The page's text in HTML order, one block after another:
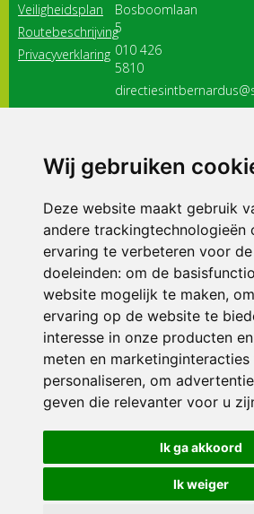
Wij gebruiken
Deze website maakt gebruik
andere trackingtechnologieën
ervaring te verbeteren voor
doeleinden: om de
website mogelijk te maken,
ervaring op de website te
interesse in onze producten
meten en marketinginteracties
personaliseren, om
geven die relevanter voor u
Ik ga akkoord
Ik weiger
Veiligheidsplan
Routebeschrijving
Privacyverklaring
Bosboomlaan
5
010 426
5810
3116 JB
ONDERDEEL VAN
© 2026 Sint Bernardus | Alle
Privacy policy|Disclaimer|
voorkeuren
Crealisatie The